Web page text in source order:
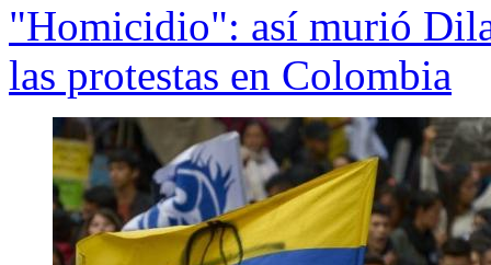
"Homicidio": así murió
las protestas en Colombia